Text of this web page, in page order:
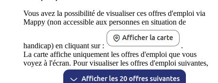
Vous avez la possibilité de visualiser ces offres d'emploi via
Mappy (non accessible aux personnes en situation de
handicap) en cliquant sur :
.
La carte affiche uniquement les offres d'emploi que vous
voyez à l'écran. Pour visualiser les offres d'emploi suivantes,